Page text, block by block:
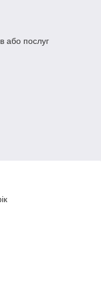
або послуг